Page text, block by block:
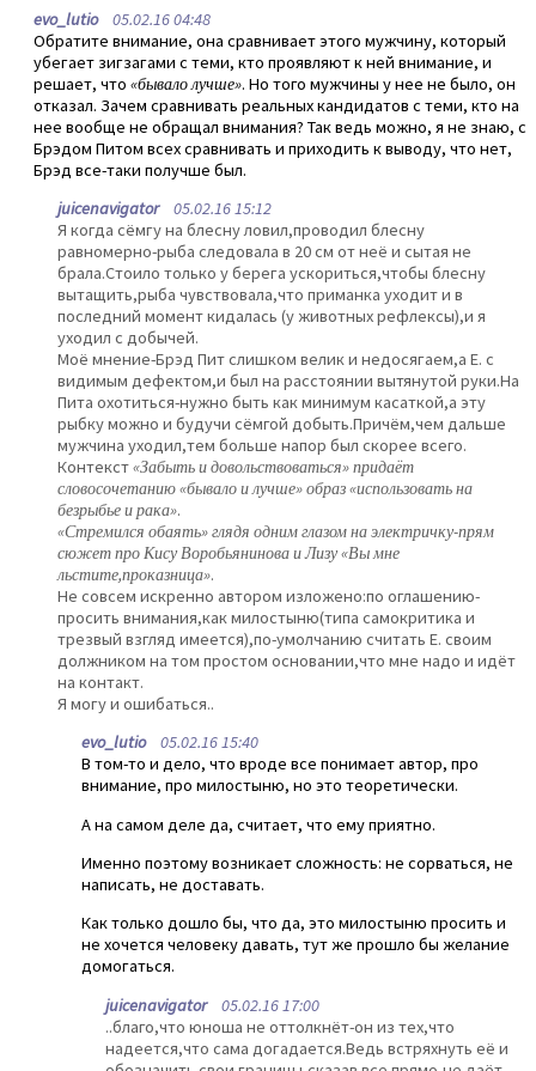
evo_lutio05.02.16 04:48
Обратите внимание, она сравнивает этого мужчину, который
убегает зигзагами с теми, кто проявляют к ней внимание, и
решает, что «бывало лучше». Но того мужчины у нее не было, он
отказал. Зачем сравнивать реальных кандидатов с теми, кто на
нее вообще не обращал внимания? Так ведь можно, я не знаю, с
Брэдом Питом всех сравнивать и приходить к выводу, что нет,
Брэд все-таки получше был.
juicenavigator05.02.16 15:12
Я когда сёмгу на блесну ловил,проводил блесну
равномерно-рыба следовала в 20 см от неё и сытая не
брала.Стоило только у берега ускориться,чтобы блесну
вытащить,рыба чувствовала,что приманка уходит и в
последний момент кидалась (у животных рефлексы),и я
уходил с добычей.
Моё мнение-Брэд Пит слишком велик и недосягаем,а Е. с
видимым дефектом,и был на расстоянии вытянутой руки.На
Пита охотиться-нужно быть как минимум касаткой,а эту
рыбку можно и будучи сёмгой добыть.Причём,чем дальше
мужчина уходил,тем больше напор был скорее всего.
Контекст«Забыть и довольствоваться» придаёт
словосочетанию «бывало и лучше» образ «использовать на
безрыбье и рака».
«Стремился обаять» глядя одним глазом на электричку-прям
сюжет про Кису Воробьянинова и Лизу «Вы мне
льстите,проказница».
Не совсем искренно автором изложено:по оглашению-
просить внимания,как милостыню(типа самокритика и
трезвый взгляд имеется),по-умолчанию считать Е. своим
должником на том простом основании,что мне надо и идёт
на контакт.
Я могу и ошибаться..
evo_lutio05.02.16 15:40
В том-то и дело, что вроде все понимает автор, про
внимание, про милостыню, но это теоретически.
А на самом деле да, считает, что ему приятно.
Именно поэтому возникает сложность: не сорваться, не
написать, не доставать.
Как только дошло бы, что да, это милостыню просить и
не хочется человеку давать, тут же прошло бы желание
домогаться.
juicenavigator05.02.16 17:00
..благо,что юноша не оттолкнёт-он из тех,что
надеется,что сама догадается.Ведь встряхнуть её и